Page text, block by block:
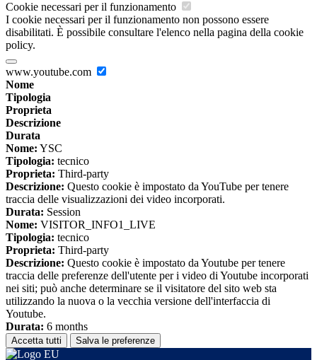
Cookie necessari per il funzionamento
I cookie necessari per il funzionamento non possono essere
disabilitati. È possibile consultare l'elenco nella pagina della cookie
policy.
www.youtube.com
Nome
Tipologia
Proprieta
Descrizione
Durata
Nome: YSC
Tipologia: tecnico
Proprieta: Third-party
Descrizione: Questo cookie è impostato da YouTube per tenere
traccia delle visualizzazioni dei video incorporati.
Durata: Session
Nome: VISITOR_INFO1_LIVE
Tipologia: tecnico
Proprieta: Third-party
Descrizione: Questo cookie è impostato da Youtube per tenere
traccia delle preferenze dell'utente per i video di Youtube incorporati
nei siti; può anche determinare se il visitatore del sito web sta
utilizzando la nuova o la vecchia versione dell'interfaccia di
Youtube.
Durata: 6 months
Accetta tutti Salva le preferenze